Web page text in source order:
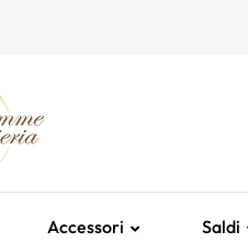
Accessori Saldi